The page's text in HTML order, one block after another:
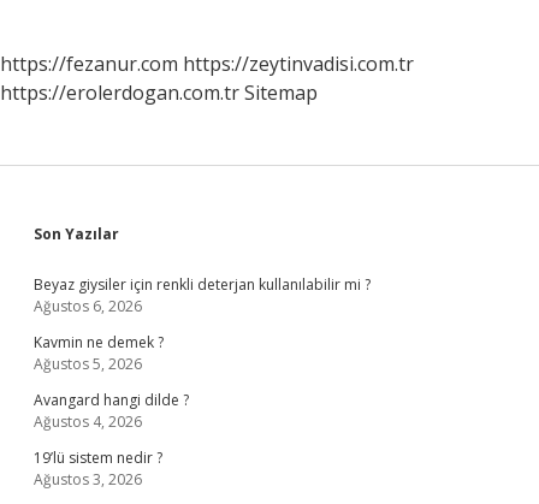
https://fezanur.com https://zeytinvadisi.com.tr
https://erolerdogan.com.trSitemap
Sidebar
Son Yazılar
Beyaz giysiler için renkli deterjan kullanılabilir mi ?
Ağustos 6, 2026
Kavmin ne demek ?
Ağustos 5, 2026
Avangard hangi dilde ?
Ağustos 4, 2026
19’lü sistem nedir ?
Ağustos 3, 2026